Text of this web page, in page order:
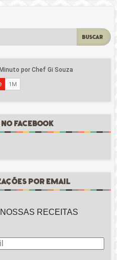
BUSCAR
FACEBOOK
POR EMAIL
RECEITAS